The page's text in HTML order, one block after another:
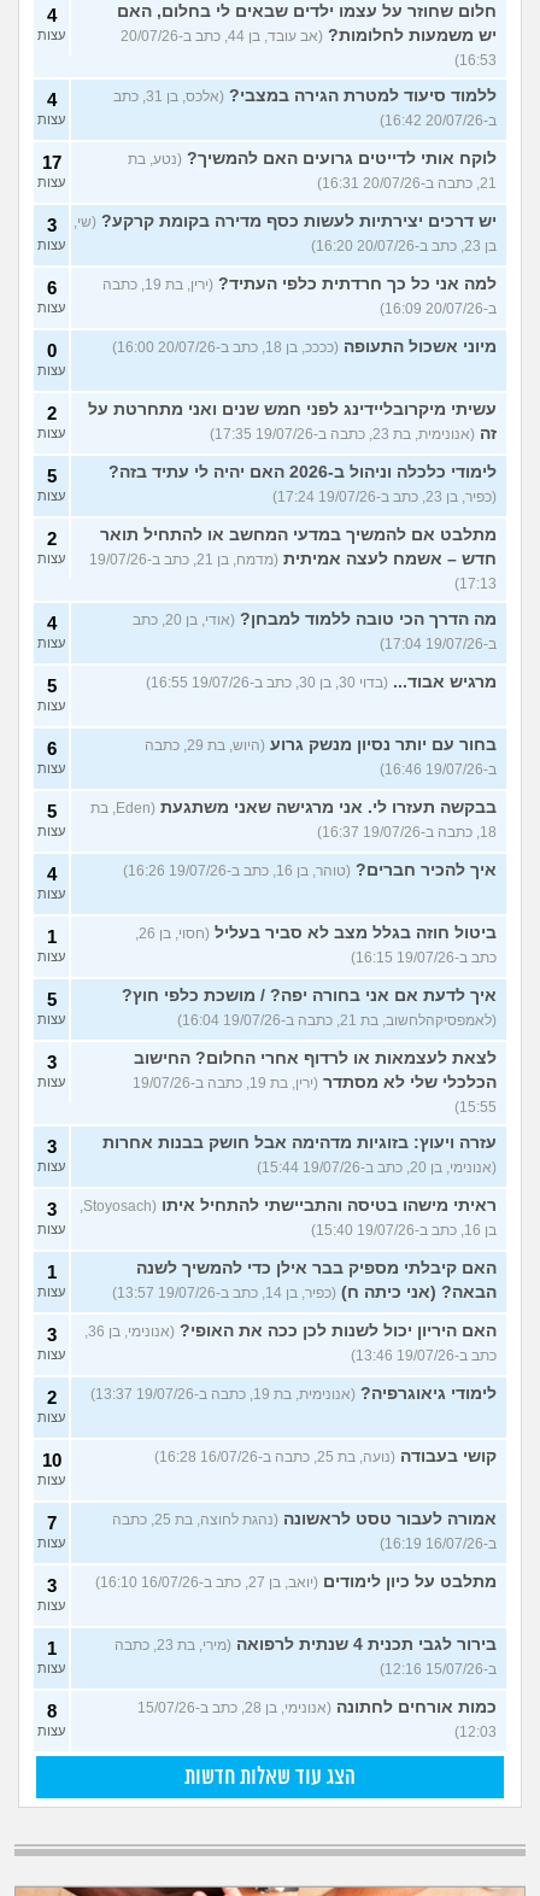
חלום שחוזר על עצמו ילדים שבאים לי בחלום, האם
יש משמעות לחלומות?
(אב עובד, בן 44, כתב ב-20/07/26
16:53)
4
עצות
ללמוד סיעוד למטרת הגירה במצבי?
(אלכס, בן 31, כתב
ב-20/07/26 16:42)
4
עצות
לוקח אותי לדייטים גרועים האם להמשיך? (נטע, בת
21, כתבה ב-20/07/26 16:31)
17
עצות
יש דרכים יצירתיות לעשות כסף מדירה בקומת קרקע? (שי,
בן 23, כתב ב-20/07/26 16:20)
3
עצות
למה אני כל כך חרדתית כלפי העתיד?
(ירין, בת 19, כתבה
ב-20/07/26 16:09)
6
עצות
מיוני אשכול התעופה (ככככ, בן 18, כתב ב-20/07/26 16:00) 0
עצות
עשיתי מיקרובליידינג לפני חמש שנים ואני מתחרטת על
זה (אנונימית, בת 23, כתבה ב-19/07/26 17:35)
2
עצות
לימודי כלכלה וניהול ב-2026 האם יהיה לי עתיד בזה?
(כפיר, בן 23, כתב ב-19/07/26 17:24)
5
עצות
מתלבט אם להמשיך במדעי המחשב או להתחיל תואר
חדש – אשמח לעצה אמיתית
(מדמח, בן 21, כתב ב-19/07/26
17:13)
2
עצות
מה הדרך הכי טובה ללמוד למבחן?
(אודי, בן 20, כתב
ב-19/07/26 17:04)
4
עצות
מרגיש אבוד... (בדוי 30, בן 30, כתב ב-19/07/26 16:55) 5
עצות
בחור עם יותר נסיון מנשק גרוע
(היוש, בת 29, כתבה
ב-19/07/26 16:46)
6
עצות
בבקשה תעזרו לי. אני מרגישה שאני משתגעת
(Eden, בת
18, כתבה ב-19/07/26 16:37)
5
עצות
איך להכיר חברים? (טוהר, בן 16, כתב ב-19/07/26 16:26) 4
עצות
ביטול חוזה בגלל מצב לא סביר בעליל
(חסוי, בן 26,
כתב ב-19/07/26 16:15)
1
עצות
איך לדעת אם אני בחורה יפה? / מושכת כלפי חוץ?
(לאמפסיקהלחשוב, בת 21, כתבה ב-19/07/26 16:04)
5
עצות
לצאת לעצמאות או לרדוף אחרי החלום? החישוב
הכלכלי שלי לא מסתדר
(ירין, בת 19, כתבה ב-19/07/26
15:55)
3
עצות
עזרה ויעוץ: בזוגיות מדהימה אבל חושק בבנות אחרות
(אנונימי, בן 20, כתב ב-19/07/26 15:44)
3
עצות
ראיתי מישהו בטיסה והתביישתי להתחיל איתו
(Stoyosach,
בן 16, כתב ב-19/07/26 15:40)
3
עצות
האם קיבלתי מספיק בבר אילן כדי להמשיך לשנה
הבאה? (אני כיתה ח) (כפיר, בן 14, כתב ב-19/07/26 13:57)
1
עצות
האם היריון יכול לשנות לכן ככה את האופי?
(אנונימי, בן 36,
כתב ב-19/07/26 13:46)
3
עצות
לימודי גיאוגרפיה? (אנונימית, בת 19, כתבה ב-19/07/26 13:37) 2
עצות
קושי בעבודה (נועה, בת 25, כתבה ב-16/07/26 16:28) 10
עצות
אמורה לעבור טסט לראשונה
(נהגת לחוצה, בת 25, כתבה
ב-16/07/26 16:19)
7
עצות
מתלבט על כיון לימודים (יואב, בן 27, כתב ב-16/07/26 16:10) 3
עצות
בירור לגבי תכנית 4 שנתית לרפואה
(מירי, בת 23, כתבה
ב-15/07/26 12:16)
1
עצות
כמות אורחים לחתונה
(אנונימי, בן 28, כתב ב-15/07/26
12:03)
8
עצות
הצג עוד שאלות חדשות